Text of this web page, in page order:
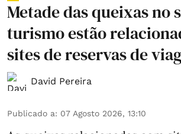
Metade das queixas no
turismo estão
sites de reservas de
David Pereira
Publicado a: 07 Agosto 2026, 13:10